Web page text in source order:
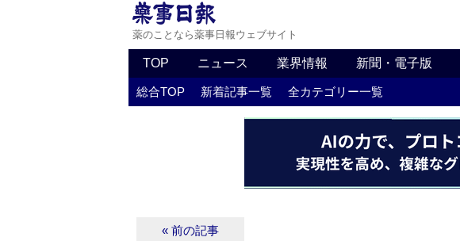
薬のことなら薬事日報ウェブサイト
TOP ニュース 業界情報 新聞・電子版
総合TOP 新着記事一覧 全カテゴリー一覧
« 前の記事